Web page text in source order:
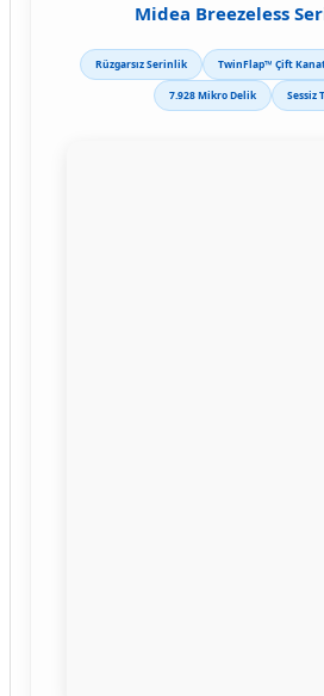
Midea Breezeless
Rüzgarsız Serinlik TwinFlap™ Çift
7.928 Mikro Delik Sessiz